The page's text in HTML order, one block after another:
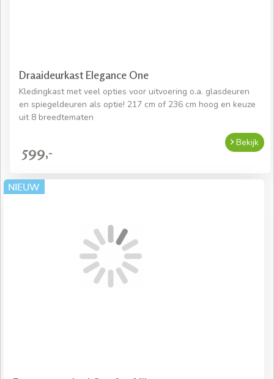
Draaideurkast Elegance One
Kledingkast met veel opties voor uitvoering o.a. glasdeuren
en spiegeldeuren als optie! 217 cm of 236 cm hoog en keuze
uit 8 breedtematen
599,-
Bekijk